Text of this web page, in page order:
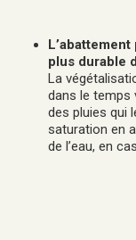
plus durable
La
dans le temps
des pluies qui
saturation en
de l’eau, en